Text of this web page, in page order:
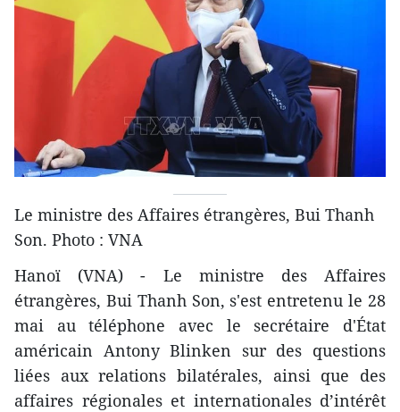
Le ministre des Affaires étrangères, Bui Thanh
Son. Photo : VNA
Hanoï (VNA) - Le ministre des Affaires
étrangères, Bui Thanh Son, s'est entretenu le 28
mai au téléphone avec le secrétaire d'État
américain Antony Blinken sur des questions
liées aux relations bilatérales, ainsi que des
affaires régionales et internationales d’intérêt